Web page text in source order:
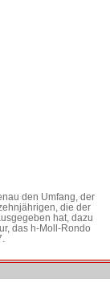
den Umfang, der
die der
hat, dazu
das h-Moll-Rondo